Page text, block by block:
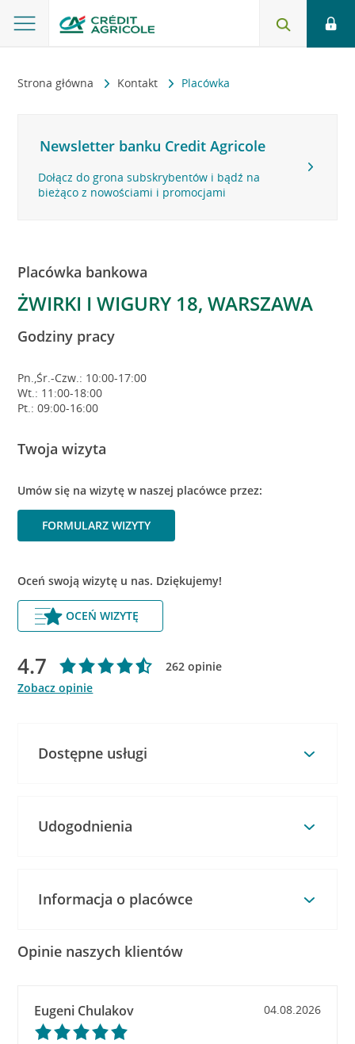
Strona główna Kontakt Placówka
Newsletter banku Credit Agricole
Dołącz do grona subskrybentów i bądź na
bieżąco z nowościami i promocjami
Placówka bankowa
ŻWIRKI I WIGURY 18, WARSZAWA
Godziny pracy
Pn.,Śr.-Czw.: 10:00-17:00
Wt.: 11:00-18:00
Pt.: 09:00-16:00
Twoja wizyta
Umów się na wizytę w naszej placówce przez:
FORMULARZ WIZYTY
Oceń swoją wizytę u nas. Dziękujemy!
OCEŃ WIZYTĘ
4.7
262 opinie
Zobacz opinie
Dostępne usługi
Udogodnienia
Informacja o placówce
Opinie naszych klientów
Eugeni Chulakov 04.08.2026